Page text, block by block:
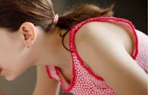
அசையும். சில
பெருசாய்
இது அந்த இடத்துல
எனர்ஜியோட அதிர்வை